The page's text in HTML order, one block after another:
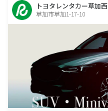
トヨタレンタカー草加西
草加市草加1-17-10